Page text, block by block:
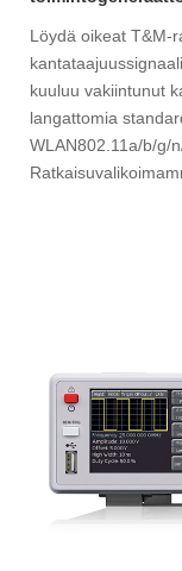
Löydä oikeat T&M-
kuuluu vakiintunut
langattomia
WLAN802.11a/b/g/